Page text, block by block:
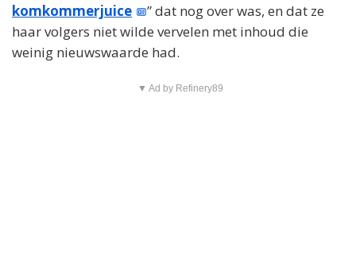
komkommerjuice
” dat nog over was, en dat ze
haar volgers niet wilde vervelen met inhoud die
weinig nieuwswaarde had.
▼ Ad by Refinery89